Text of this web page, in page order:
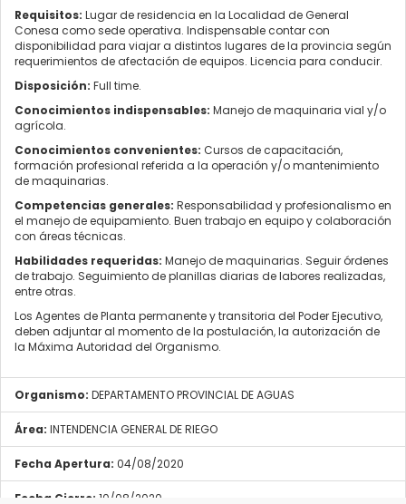
Requisitos: Lugar de residencia en la Localidad de General
Conesa como sede operativa. Indispensable contar con
disponibilidad para viajar a distintos lugares de la provincia según
requerimientos de afectación de equipos. Licencia para conducir.
Disposición: Full time.
Conocimientos indispensables: Manejo de maquinaria vial y/o
agrícola.
Conocimientos convenientes: Cursos de capacitación,
formación profesional referida a la operación y/o mantenimiento
de maquinarias.
Competencias generales: Responsabilidad y profesionalismo en
el manejo de equipamiento. Buen trabajo en equipo y colaboración
con áreas técnicas.
Habilidades requeridas: Manejo de maquinarias. Seguir órdenes
de trabajo. Seguimiento de planillas diarias de labores realizadas,
entre otras.
Los Agentes de Planta permanente y transitoria del Poder Ejecutivo,
deben adjuntar al momento de la postulación, la autorización de
la Máxima Autoridad del Organismo.
Organismo: DEPARTAMENTO PROVINCIAL DE AGUAS
Área: INTENDENCIA GENERAL DE RIEGO
Fecha Apertura: 04/08/2020
Fecha Cierre: 10/08/2020